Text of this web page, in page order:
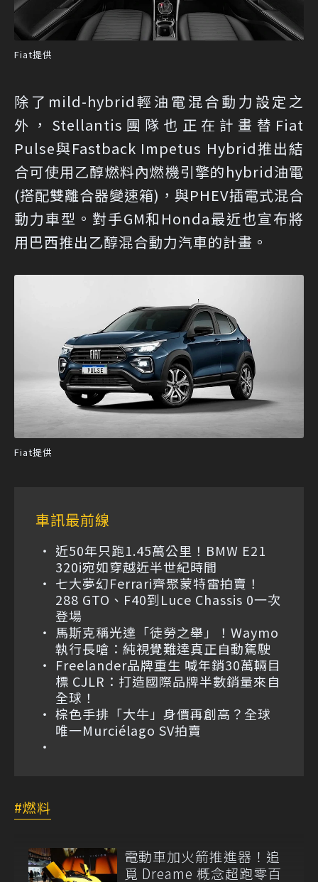
Fiat提供
除了mild-hybrid輕油電混合動力設定之
外，Stellantis團隊也正在計畫替Fiat
Pulse與Fastback Impetus Hybrid推出結
合可使用乙醇燃料內燃機引擎的hybrid油電
(搭配雙離合器變速箱)，與PHEV插電式混合
動力車型。對手GM和Honda最近也宣布將
用巴西推出乙醇混合動力汽車的計畫。
Fiat提供
車訊最前線
近50年只跑1.45萬公里！BMW E21
320i宛如穿越近半世紀時間
七大夢幻Ferrari齊聚蒙特雷拍賣！
288 GTO、F40到Luce Chassis 0一次
登場
馬斯克稱光達「徒勞之舉」！Waymo
執行長嗆：純視覺難達真正自動駕駛
Freelander品牌重生 喊年銷30萬輛目
標 CJLR：打造國際品牌半數銷量來自
全球！
棕色手排「大牛」身價再創高？全球
唯一Murciélago SV拍賣
燃料
電動車加火箭推進器！追
覓 Dreame 概念超跑零百